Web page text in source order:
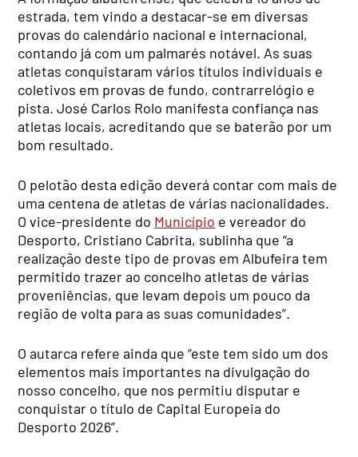
estrada, tem vindo a destacar-se em diversas
provas do calendário nacional e internacional,
contando já com um palmarés notável. As suas
atletas conquistaram vários títulos individuais e
coletivos em provas de fundo, contrarrelógio e
pista. José Carlos Rolo manifesta confiança nas
atletas locais, acreditando que se baterão por um
bom resultado.
O pelotão desta edição deverá contar com mais de
uma centena de atletas de várias nacionalidades.
O vice-presidente do Município e vereador do
Desporto, Cristiano Cabrita, sublinha que “a
realização deste tipo de provas em Albufeira tem
permitido trazer ao concelho atletas de várias
proveniências, que levam depois um pouco da
região de volta para as suas comunidades”.
O autarca refere ainda que “este tem sido um dos
elementos mais importantes na divulgação do
nosso concelho, que nos permitiu disputar e
conquistar o título de Capital Europeia do
Desporto 2026”.